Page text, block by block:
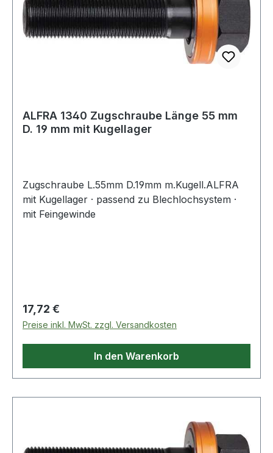
ALFRA 1340 Zugschraube Länge 55 mm
D. 19 mm mit Kugellager
Zugschraube L.55mm D.19mm m.Kugell.ALFRA
mit Kugellager · passend zu Blechlochsystem ·
mit Feingewinde
Regulärer Preis:
17,72 €
Preise inkl. MwSt. zzgl. Versandkosten
In den Warenkorb